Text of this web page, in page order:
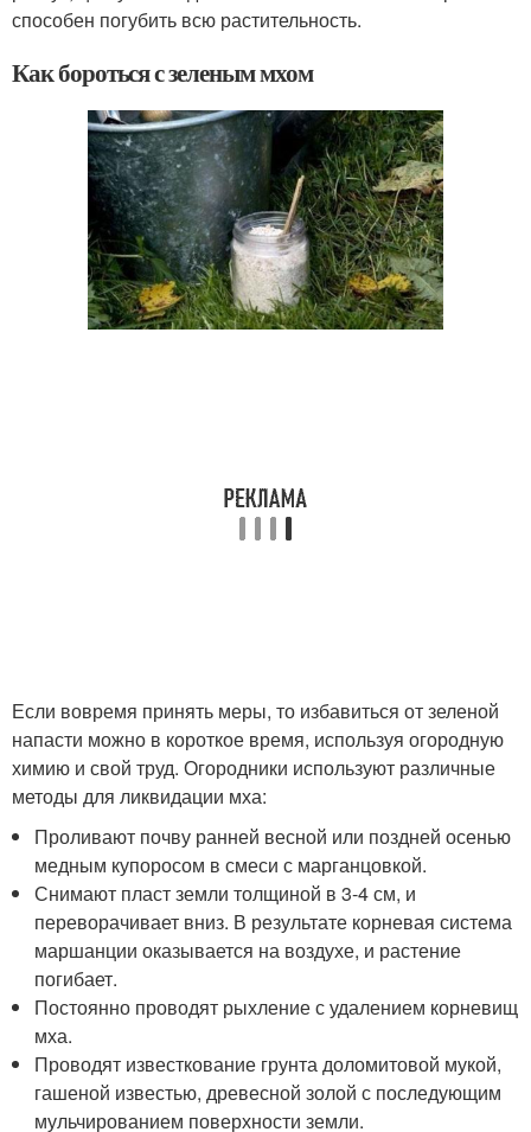
способен погубить всю растительность.
Как бороться с зеленым мхом
Если вовремя принять меры, то избавиться от зеленой
напасти можно в короткое время, используя огородную
химию и свой труд. Огородники используют различные
методы для ликвидации мха:
Проливают почву ранней весной или поздней осенью
медным купоросом в смеси с марганцовкой.
Снимают пласт земли толщиной в 3-4 см, и
переворачивает вниз. В результате корневая система
маршанции оказывается на воздухе, и растение
погибает.
Постоянно проводят рыхление с удалением корневищ
мха.
Проводят известкование грунта доломитовой мукой,
гашеной известью, древесной золой с последующим
мульчированием поверхности земли.